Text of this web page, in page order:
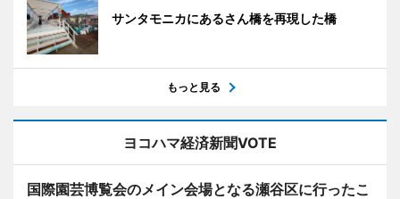
サンタモニカにあるさん橋を再現した橋
もっと見る
ヨコハマ経済新聞VOTE
国際園芸博覧会のメイン会場となる瀬谷区に行ったこ